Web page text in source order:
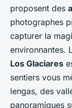
proposent des
photographes
capturer la
environnantes.
Los Glaciares
sentiers vous
lengas, des
panoramiques